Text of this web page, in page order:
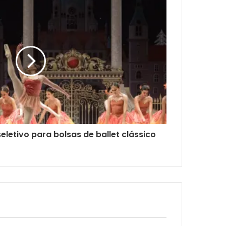
para bolsas de ballet clássico